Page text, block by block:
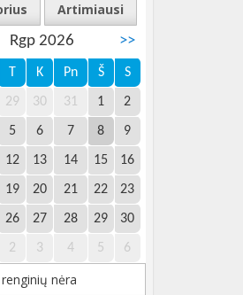
Artimiausi
Rgp 2026 >>
T K Pn Š S
29 30 31 1 2
5 6 7 8 9
12 13 14 15 16
19 20 21 22 23
26 27 28 29 30
2 3 4 5 6
nėra